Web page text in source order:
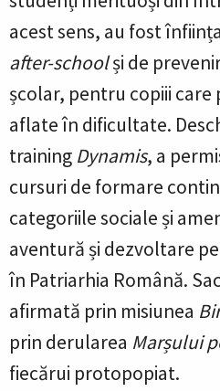
acest sens, au fost
after-schoolși de
școlar, pentru copiii care
aflate în dificultate.
training Dynamis, a
cursuri de formare
categoriile sociale și
aventură și dezvoltare
în Patriarhia Română.
afirmată prin misiunea
prin derularea Marșului
fiecărui protopopiat.